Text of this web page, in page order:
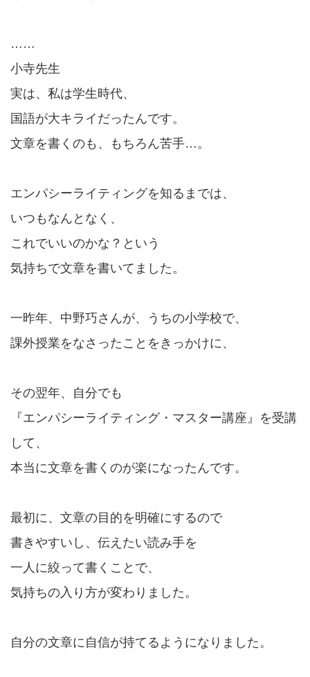
……
小寺先生
実は、私は学生時代、
国語が大キライだったんです。
文章を書くのも、もちろん苦手…。
エンパシーライティングを知るまでは、
いつもなんとなく、
これでいいのかな？という
気持ちで文章を書いてました。
一昨年、中野巧さんが、うちの小学校で、
課外授業をなさったことをきっかけに、
その翌年、自分でも
『エンパシーライティング・マスター講座』を受講
して、
本当に文章を書くのが楽になったんです。
最初に、文章の目的を明確にするので
書きやすいし、伝えたい読み手を
一人に絞って書くことで、
気持ちの入り方が変わりました。
自分の文章に自信が持てるようになりました。